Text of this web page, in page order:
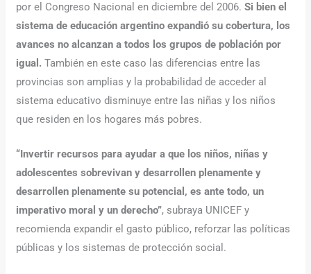
por el Congreso Nacional en diciembre del 2006.Si bien el
sistema de educación argentino expandió su cobertura, los
avances no alcanzan a todos los grupos de población por
igual. También en este caso las diferencias entre las
provincias son amplias y la probabilidad de acceder al
sistema educativo disminuye entre las niñas y los niños
que residen en los hogares más pobres.
“Invertir recursos para ayudar a que los niños, niñas y
adolescentes sobrevivan y desarrollen plenamente y
desarrollen plenamente su potencial, es ante todo, un
imperativo moral y un derecho”, subraya UNICEF y
recomienda expandir el gasto público, reforzar las políticas
públicas y los sistemas de protección social.